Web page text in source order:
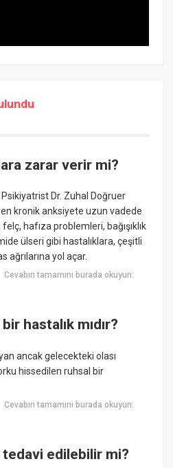
zarar verir mi?
Dr. Zuhal Doğruer
kronik anksiyete uzun vadede
hafıza problemleri, bağışıklık
ülseri gibi hastalıklara, çeşitli
ağrılarına yol açar.
Cevabın tamamını burada okuyun:
hastalık mıdır?
ancak gelecekteki olası
hissedilen ruhsal bir
Cevabın tamamını burada okuyun:
edilebilir mi?